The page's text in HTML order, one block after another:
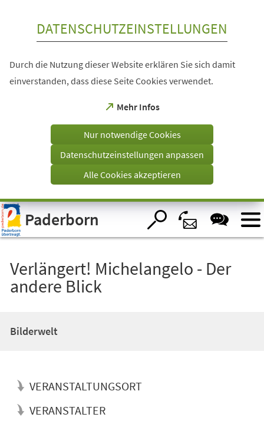
Visuelle
Assistenzsoftware
öffnen.
DATENSCHUTZEINSTELLUNGEN
Durch die Nutzung dieser Website erklären Sie sich damit
einverstanden, dass diese Seite Cookies verwendet.
Mehr Infos
(Öffnet
einem
Tab)
Nur notwendige Cookies
Datenschutzeinstellungen anpassen
Alle Cookies akzeptieren
Paderborn
Verlängert! Michelangelo - Der
andere Blick
Bilderwelt
VERANSTALTUNGSORT
VERANSTALTER